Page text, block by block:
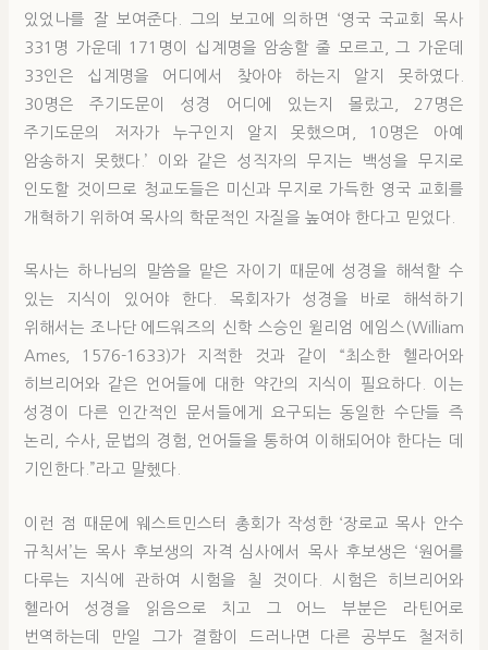
있었나를 잘 보여준다. 그의 보고에 의하면 ‘영국 국교회 목사
331명 가운데 171명이 십계명을 암송할 줄 모르고, 그 가운데
33인은 십계명을 어디에서 찾아야 하는지 알지 못하였다.
30명은 주기도문이 성경 어디에 있는지 몰랐고, 27명은
주기도문의 저자가 누구인지 알지 못했으며, 10명은 아예
암송하지 못했다.’ 이와 같은 성직자의 무지는 백성을 무지로
인도할 것이므로 청교도들은 미신과 무지로 가득한 영국 교회를
개혁하기 위하여 목사의 학문적인 자질을 높여야 한다고 믿었다.
목사는 하나님의 말씀을 맡은 자이기 때문에 성경을 해석할 수
있는 지식이 있어야 한다. 목회자가 성경을 바로 해석하기
위해서는 조나단 에드워즈의 신학 스승인 윌리엄 에임스(William
Ames, 1576-1633)가 지적한 것과 같이 “최소한 헬라어와
히브리어와 같은 언어들에 대한 약간의 지식이 필요하다. 이는
성경이 다른 인간적인 문서들에게 요구되는 동일한 수단들 즉
논리, 수사, 문법의 경험, 언어들을 통하여 이해되어야 한다는 데
기인한다.”라고 말헸다.
이런 점 때문에 웨스트민스터 총회가 작성한 ‘장로교 목사 안수
규칙서’는 목사 후보생의 자격 심사에서 목사 후보생은 ‘원어를
다루는 지식에 관하여 시험을 칠 것이다. 시험은 히브리어와
헬라어 성경을 읽음으로 치고 그 어느 부분은 라틴어로
번역하는데 만일 그가 결함이 드러나면 다른 공부도 철저히